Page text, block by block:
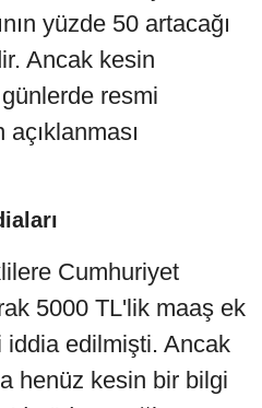
yüzde 50 artacağı
Ancak kesin
resmi
Cumhuriyet
5000 TL'lik maaş ek
edilmişti. Ancak
henüz kesin bir bilgi